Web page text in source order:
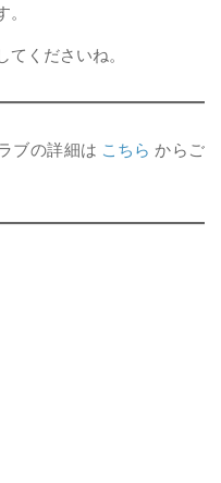
くださいね。
ブの詳細は こちら からご